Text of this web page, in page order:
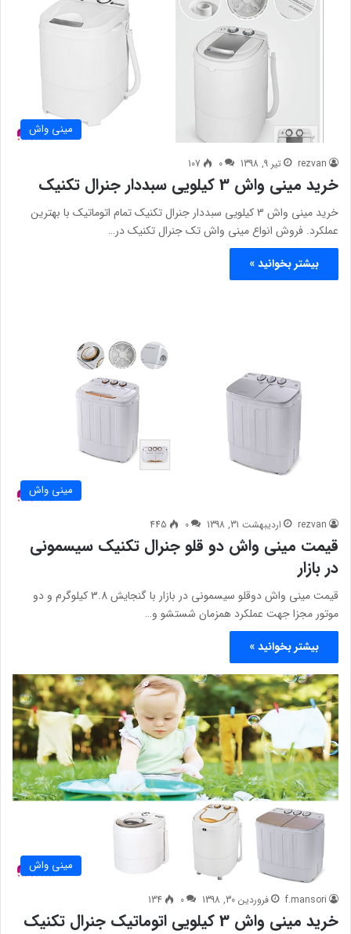
مینی واش
rezvan تیر 9, 1398 0
107
خرید مینی واش 3 کیلویی سبددار جنرال تکنیک
خرید مینی واش 3 کیلویی سبددار جنرال تکنیک تمام اتوماتیک با بهترین
عملکرد. فروش انواع مینی واش تک جنرال تکنیک در…
بیشتر بخوانید »
مینی واش
rezvan اردیبهشت 31, 1398 0
445
قیمت مینی واش دو قلو جنرال تکنیک سیسمونی
در بازار
قیمت مینی واش دوقلو سیسمونی در بازار با گنجایش 3.8 کیلوگرم و دو
موتور مجزا جهت عملکرد همزمان شستشو و…
بیشتر بخوانید »
مینی واش
f.mansori فروردین 30, 1398 0
134
خرید مینی واش 3 کیلویی اتوماتیک جنرال تکنیک